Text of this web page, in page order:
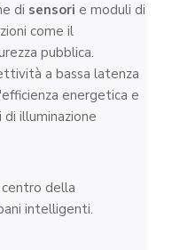
di sensori e moduli di
come il
pubblica.
a bassa latenza
energetica e
illuminazione
della
intelligenti.